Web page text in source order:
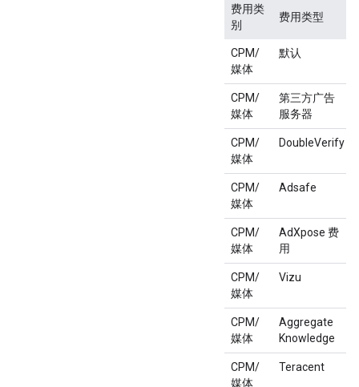
费用类
别
费用类型
CPM/
媒体
默认
CPM/
媒体
第三方广告
服务器
CPM/
媒体
DoubleVerify
CPM/
媒体
Adsafe
CPM/
媒体
AdXpose 费
用
CPM/
媒体
Vizu
CPM/
媒体
Aggregate
Knowledge
CPM/
媒体
Teracent